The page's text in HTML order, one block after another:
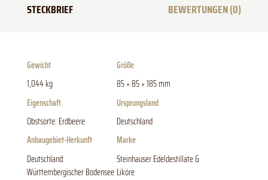
STECKBRIEF BEWERTUNGEN (0)
Gewicht
1,044 kg
Größe
85 × 85 × 185 mm
Eigenschaft
Obstsorte: Erdbeere
Ursprungsland
Deutschland
Anbaugebiet-Herkunft
Deutschland:
Württembergischer Bodensee
Marke
Steinhauser Edeldestillate &
Liköre